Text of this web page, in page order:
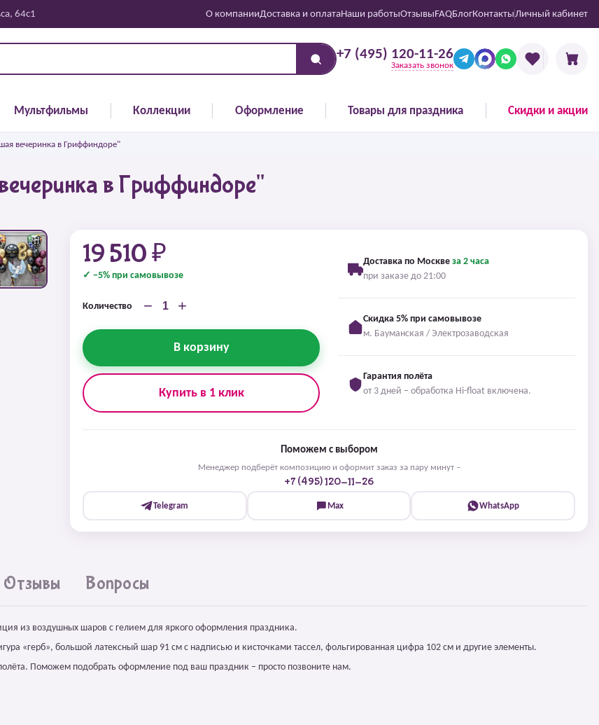
64с1 О компанииДоставка и оплатаНаши работыОтзывыFAQБлогКонтактыЛичный кабинет
+7 (495) 120-11-26
Заказать звонок
Мультфильмы Коллекции Оформление Товары для праздника Скидки и акции
вечеринка в Гриффиндоре"
в Гриффиндоре"
19 510 ₽
✓ −5% при самовывозе
Количество − +
В корзину
Купить в 1 клик
Доставка по Москве за 2 часа
при заказе до 21:00
Скидка 5% при самовывозе
м. Бауманская / Электрозаводская
Гарантия полёта
от 3 дней – обработка Hi-float включена.
Поможем с выбором
Менеджер подберёт композицию и оформит заказ за пару минут –
+7 (495) 120-11-26
Telegram Max WhatsApp
Отзывы Вопросы
из воздушных шаров с гелием для яркого оформления праздника.
«герб», большой латексный шар 91 см с надписью и кисточками тассел, фольгированная цифра 102 см и другие элементы.
Поможем подобрать оформление под ваш праздник – просто позвоните нам.